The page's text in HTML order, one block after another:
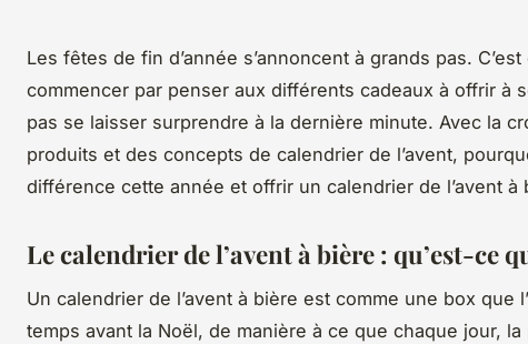
Les fêtes de fin d’année s’annoncent à grands pas.
commencer par penser aux différents cadeaux à offrir à
pas se laisser surprendre à la dernière minute. Avec la
produits et des concepts de calendrier de l’avent,
différence cette année et offrir un calendrier de l’avent à
Le calendrier de l’avent à bière : qu’est-ce
Un calendrier de l’avent à bière est comme une box que
temps avant la Noël, de manière à ce que chaque jour, la